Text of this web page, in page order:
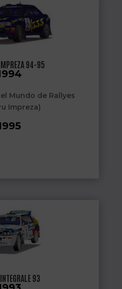
94-95
Mundo de Rallyes
Impreza)
93